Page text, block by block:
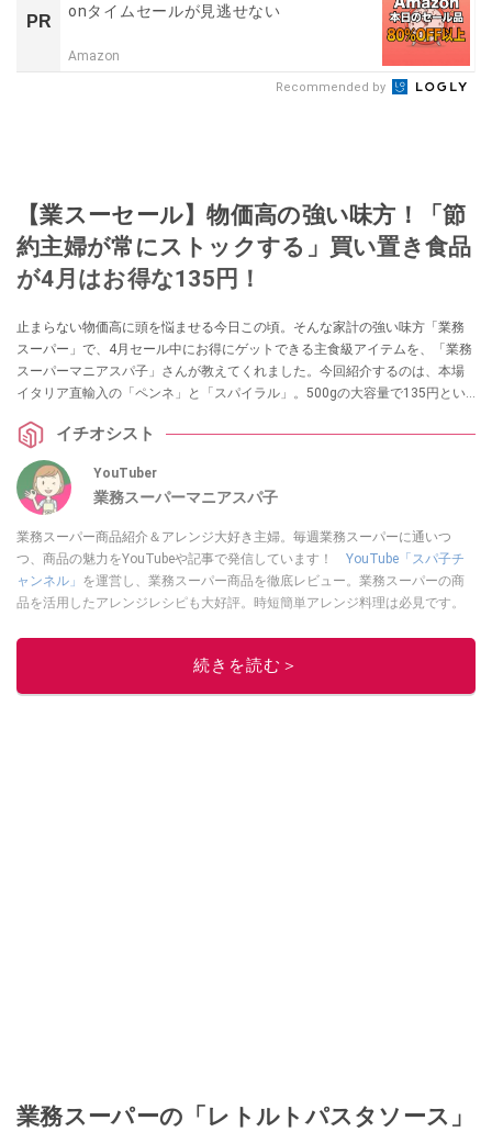
PR
onタイムセールが見逃せない
Amazon
Recommended by
【業スーセール】物価高の強い味方！「節
約主婦が常にストックする」買い置き食品
が4月はお得な135円！
止まらない物価高に頭を悩ませる今日この頃。そんな家計の強い味方「業務
スーパー」で、4月セール中にお得にゲットできる主食級アイテムを、「業務
スーパーマニアスパ子」さんが教えてくれました。今回紹介するのは、本場
イタリア直輸入の「ペンネ」と「スパイラル」。500gの大容量で135円とい
とともに、その魅力をお届けします。
イチオシスト
YouTuber
業務スーパーマニアスパ子
業務スーパー商品紹介＆アレンジ大好き主婦。毎週業務スーパーに通いつ
つ、商品の魅力をYouTubeや記事で発信しています！ YouTube「スパ子チ
ャンネル」 を運営し、業務スーパー商品を徹底レビュー。業務スーパーの商
品を活用したアレンジレシピも大好評。時短簡単アレンジ料理は必見です。
このイチオシストの他の記事を読む
続きを読む＞
業務スーパーの「レトルトパスタソース」